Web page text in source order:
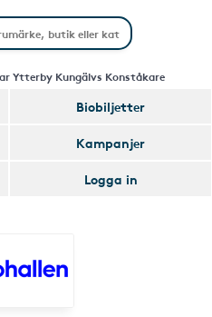
Ytterby Kungälvs Konståkare
Biobiljetter
Kampanjer
Logga in